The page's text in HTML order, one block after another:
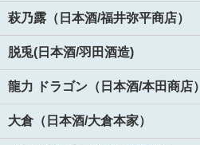
萩乃露（日本酒/福井弥平商店）
脱兎(日本酒/羽田酒造)
龍力 ドラゴン（日本酒/本田商店）
大倉（日本酒/大倉本家）